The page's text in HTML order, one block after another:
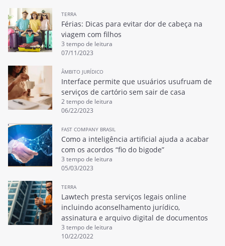
TERRA
Férias: Dicas para evitar dor de cabeça na
viagem com filhos
3 tempo de leitura
07/11/2023
ÂMBITO JURÍDICO
Interface permite que usuários usufruam de
serviços de cartório sem sair de casa
2 tempo de leitura
06/22/2023
FAST COMPANY BRASIL
Como a inteligência artificial ajuda a acabar
com os acordos “fio do bigode”
3 tempo de leitura
05/03/2023
TERRA
Lawtech presta serviços legais online
incluindo aconselhamento jurídico,
assinatura e arquivo digital de documentos
3 tempo de leitura
10/22/2022